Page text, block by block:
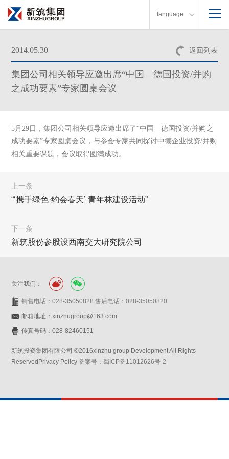
language
返回列表
2014.05.30
集团公司相关领导应邀出席“中国—德国投资/并购
之成功要素”专家圆桌会议
5月29日，集团公司相关领导应邀出席了“中国—德国投资/并购之
成功要素”专家圆桌会议，与参会专家共同探讨中德企业投资/并购
相关重要课题，会议取得圆满成功。
上一条
“‘携手绿色·约会春天’ 青年林建设活动”
下一条
新筑股份参股设西南交大研究院公司
关注我们：
销售电话：028-35050828 售后电话：028-35050820
邮箱地址：xinzhugroup@163.com
传真号码：028-82460151
新筑投资集团有限公司 ©2016xinzhu group Development All Rights
ReservedPrivacy Policy备案号：蜀ICP备11012626号-2